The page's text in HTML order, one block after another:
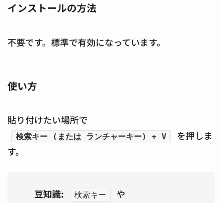
インストールの方法
不要です。標準で有効になっています。
使い方
貼り付けたい場所で
検索キー (または ランチャーキー) + V
を押しま
す。
豆知識: 検索キー や